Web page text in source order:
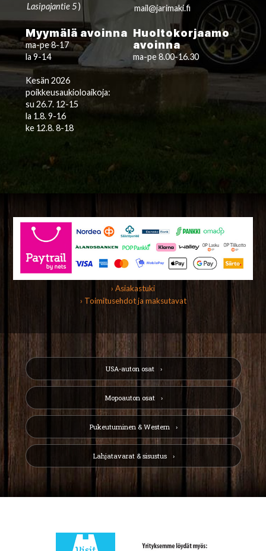
Lasipajantie 5) mail@jarimaki.fi
Myymälä avoinna
ma-pe 8-17
la 9-14
Kesän 2026
poikkeusaukioloaikoja:
su 26.7. 12-15
la 1.8. 9-16
ke 12.8. 8-18
Huoltokorjaamo
avoinna
ma-pe 8.00-16.30
› Asiakastuki
› Toimitusehdot ja maksutavat
USA-auton osat
Mopoauton osat
Pukeutuminen & Western
Lahjatavarat & sisustus